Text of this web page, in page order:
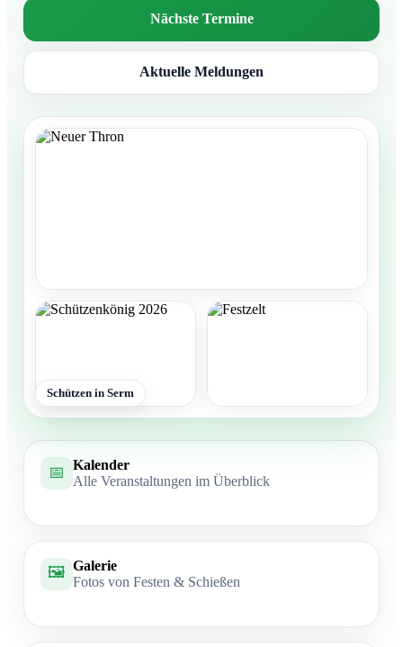
Nächste Termine
Aktuelle Meldungen
Schützen in Serm
📅
Kalender
Alle Veranstaltungen im Überblick
🖼️ Galerie
Fotos von Festen & Schießen